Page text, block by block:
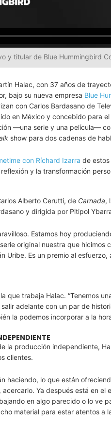
y titular de Blue Hummingbird
Halac, con 37 años de
bajo su nueva empresa Blue
con Carlos Bardasano de
en México y concebido para
—una serie y una película—
show para dos cadenas de
con Ríchard Izarra de
y la transformación
Alberto Cerutti, de Carnada,
y dirigida por Pitipol
Estamos hoy
original nuestra que hicimos
Uribe. Es un premio al
que trabaja Halac. “Tenemos
adelante con un par de
la podemos incorporar a la
la producción independiente,
clientes.
haciendo, lo que están
Ya después está en
en algo parecido o lo ve
material para estar atentos a